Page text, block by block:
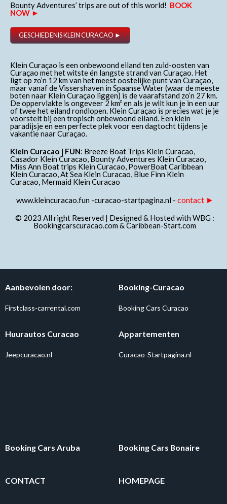
Bounty Adventures’ trips are out of this world! BOOK
NOW ►
GESCHIEDENIS KLEIN CURACAO ►
Klein Curaçao is een onbewoond eiland ten zuid-oosten van
Curaçao met het witste én langste strand van Curaçao. Het
ligt op zo’n 12 km van het meest oostelijke punt van Curaçao,
maar vanaf de Vissershaven in Spaanse Water (waar de meeste
boten naar Klein Curaçao liggen) is de vaarafstand zo’n 27 km.
De oppervlakte is ongeveer 2 km² en als je wilt kun je in een uur
of twee het eiland rondlopen. Klein Curaçao is precies wat je je
voorstelt bij een tropisch onbewoond eiland. Een klein
paradijsje en een perfecte plek voor een dagtocht tijdens je
vakantie naar Curaçao.
Klein Curacao | FUN: Breeze Boat Trips Klein Curacao,
Casador Klein Curacao, Bounty Adventures Klein Curacao,
Miss Ann Boat trips Klein Curacao, PowerBoat Caribbean
Klein Curacao, At Sea Klein Curacao, Blue Finn Klein
Curacao, Mermaid Klein Curacao
www.kleincuracao.fun -curacao-startpagina.nl - contact ►
© 2023 All right Reserved | Designed & Hosted with WBG :
Bookingcarscuracao.com &Caribbean-Start.com
Aanbevolen door:
Firstclass-carrental.com
Booking-Curacao
Booking Cars Curacao
Huurautos Curacao
Jeepcuracao.nl
Appartementen
Curacao-Startpagina.nl
Booking Cars Aruba Booking Cars Bonaire
CONTACT HOMEPAGE